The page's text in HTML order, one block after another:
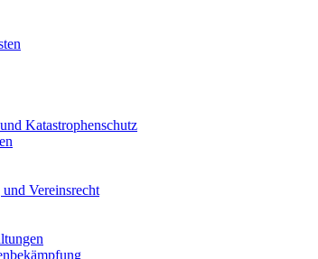
Katastrophenschutz
Vereinsrecht